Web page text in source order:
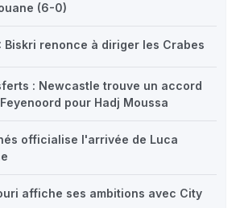
(6-0)
Biskri renonce à diriger les Crabes
: Newcastle trouve un accord
pour Hadj Moussa
officialise l'arrivée de Luca
affiche ses ambitions avec City